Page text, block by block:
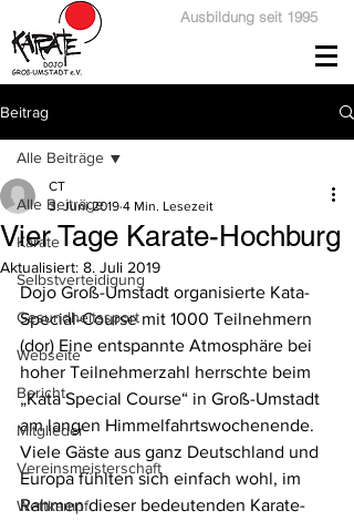
Ausbildung seit 1995
Beitrag
Alle Beiträge
Karate
Selbstverteidigung
Gesundheitssport
Webseite
Bericht
Mitglieder
Vereinsmeisterschaft
Wettkampf
Alle Beiträge
Vier Tage Karate-Hochburg
CT
3. Juni 2019 4 Min. Lesezeit
Aktualisiert: 8. Juli 2019
Dojo Groß-Umstadt organisierte Kata-
Special-Course mit 1000 Teilnehmern
(dor) Eine entspannte Atmosphäre bei
hoher Teilnehmerzahl herrschte beim
„Kata Special Course“ in Groß-Umstadt
am langen Himmelfahrtswochenende.
Viele Gäste aus ganz Deutschland und
Europa fühlten sich einfach wohl, im
Rahmen dieser bedeutenden Karate-